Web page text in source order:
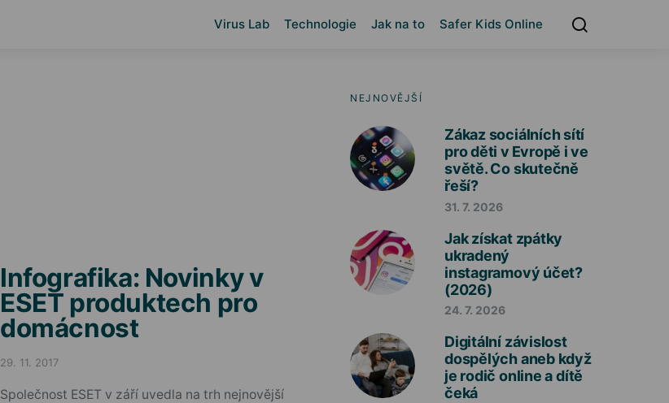
Virus Lab Technologie Jak na to Safer Kids Online
Infografika: Novinky v
ESET produktech pro
domácnost
Posted on
29. 11. 2017
Společnost ESET v září uvedla na trh nejnovější
NEJNOVĚJŠÍ
Zákaz sociálních sítí
pro děti v Evropě i ve
světě. Co skutečně
řeší?
31. 7. 2026
Jak získat zpátky
ukradený
instagramový účet?
(2026)
24. 7. 2026
Digitální závislost
dospělých aneb když
je rodič online a dítě
čeká